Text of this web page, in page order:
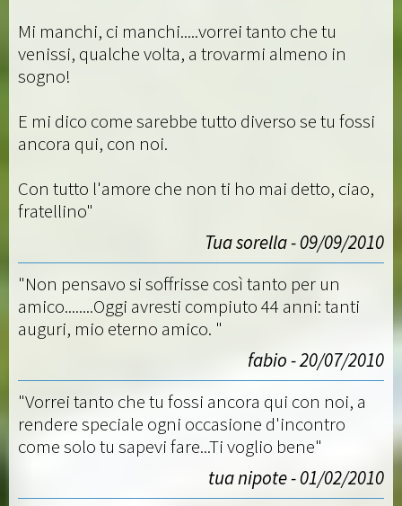
Mi manchi, ci manchi.....vorrei tanto che tu
venissi, qualche volta, a trovarmi almeno in
sogno!
E mi dico come sarebbe tutto diverso se tu fossi
ancora qui, con noi.
Con tutto l'amore che non ti ho mai detto, ciao,
fratellino"
Tua sorella - 09/09/2010
"Non pensavo si soffrisse così tanto per un
amico........Oggi avresti compiuto 44 anni: tanti
auguri, mio eterno amico. "
fabio - 20/07/2010
"Vorrei tanto che tu fossi ancora qui con noi, a
rendere speciale ogni occasione d'incontro
come solo tu sapevi fare...Ti voglio bene"
tua nipote - 01/02/2010